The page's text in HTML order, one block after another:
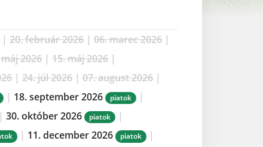
| 20. február 2026 | 06. marec 2026 |
2026 | 15. máj 2026 |
| 24. júl 2026 | 07. august 2026 |
| 18. september 2026 piatok
|
| 30. október 2026 piatok
|
| 11. december 2026 piatok
|